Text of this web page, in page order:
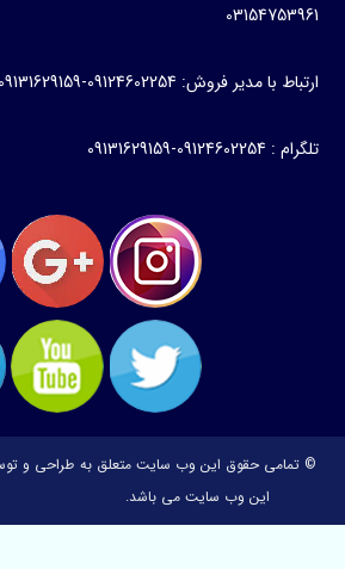
فروش: 09124602254-09131629159
حقوق این وب سایت متعلق به
این وب سایت می باشد.
طراحی و توسعه: